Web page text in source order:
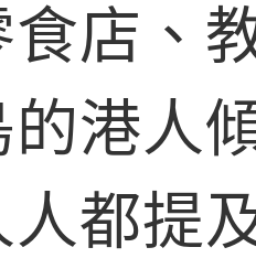
食店、
的港人
人都提